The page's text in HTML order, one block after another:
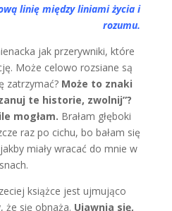
linię między liniami życia i
rozumu.
jak przerywniki, które
Może celowo rozsiane są
zatrzymać? Może to znaki
te historie, zwolnij”?
mogłam. Brałam głęboki
raz po cichu, bo bałam się
miały wracać do mnie w
snach.
książce jest ujmująco
że się obnaża. Ujawnia się,